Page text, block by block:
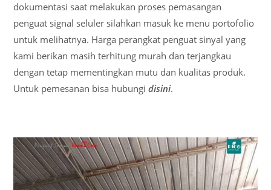
dokumentasi saat melakukan proses pemasangan
penguat signal seluler silahkan masuk ke menu portofolio
untuk melihatnya. Harga perangkat penguat sinyal yang
kami berikan masih terhitung murah dan terjangkau
dengan tetap mementingkan mutu dan kualitas produk.
Untuk pemesanan bisa hubungidisini.